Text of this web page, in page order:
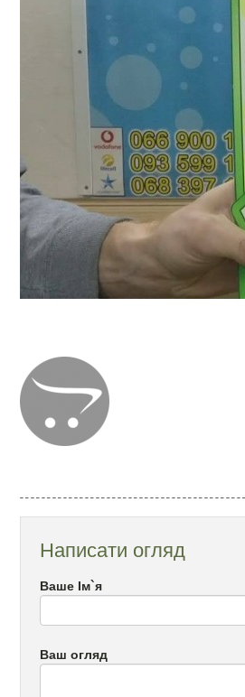
Написати огляд
Ваше Ім`я
Ваш огляд